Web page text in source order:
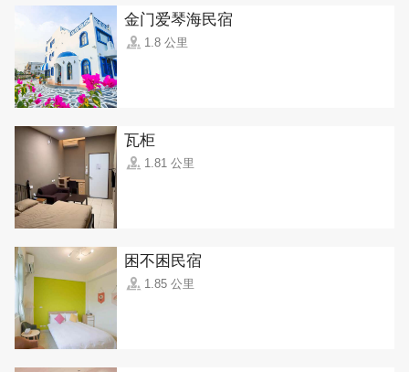
金门爱琴海民宿
1.8 公里
瓦柜
1.81 公里
困不困民宿
1.85 公里